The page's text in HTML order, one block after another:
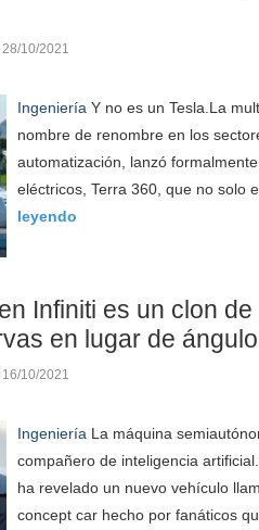
| 28/10/2021
Ingeniería Y no es un Tesla.La
nombre de renombre en los
automatización, lanzó
eléctricos, Terra 360, que no solo
leyendo
Infiniti es un clon de
en lugar de
| 16/10/2021
Ingeniería La máquina
compañero de inteligencia
ha revelado un nuevo vehículo
concept car hecho por fanáticos